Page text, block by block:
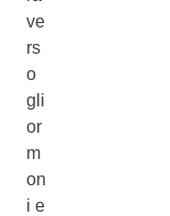
ve
rs
o
gli
or
m
on
i e